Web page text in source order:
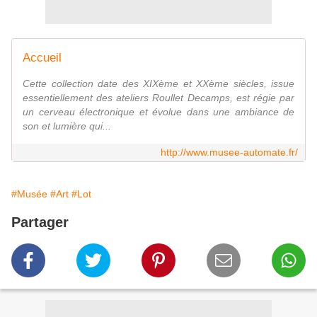
Accueil
Cette collection date des XIXème et XXème siècles, issue
essentiellement des ateliers Roullet Decamps, est régie par
un cerveau électronique et évolue dans une ambiance de
son et lumière qui...
http://www.musee-automate.fr/
#Musée #Art #Lot
Partager